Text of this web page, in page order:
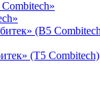
(B5
(T5 Combitech)